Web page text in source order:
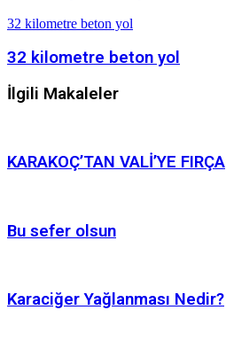
32 kilometre beton yol
32 kilometre beton yol
İlgili Makaleler
KARAKOÇ’TAN VALİ’YE FIRÇA
Bu sefer olsun
Karaciğer Yağlanması Nedir?